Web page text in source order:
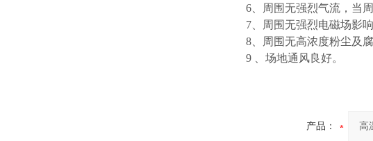
6
周围无强烈气流，当
7
周围无强烈电磁场影响
8
周围无高浓度粉尘及
9
场地通风良好。
产品：